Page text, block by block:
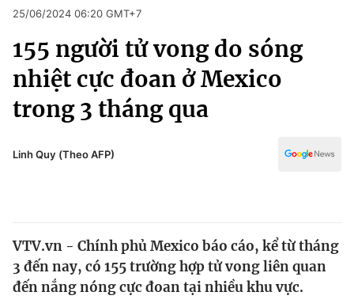
Chính trị
Xã hội
Pháp luật
Thế giới
Tin tức
Kinh tế
Pháp luật
Kinh tế
Thể thao
Truyền hình
Văn hóa - Giải trí
Y tế
Công nghệ
25/06/2024 06:20 GMT+7
155 người tử vong do sóng
nhiệt cực đoan ở Mexico
trong 3 tháng qua
Linh Quy (Theo AFP)
VTV.vn - Chính phủ Mexico báo cáo, kể từ tháng
3 đến nay, có 155 trường hợp tử vong liên quan
đến nắng nóng cực đoan tại nhiều khu vực.